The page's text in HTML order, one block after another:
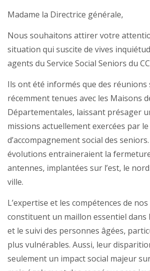
Madame la Directrice générale,
Nous souhaitons attirer votre
situation qui suscite de vives
agents du Service Social Seniors du
Ils ont été informés que des réunions
récemment tenues avec les Maisons
Départementales, laissant présager
missions actuellement exercées par le
d’accompagnement social des
évolutions entraineraient la
antennes, implantées sur l’est, le
ville.
L’expertise et les compétences de
constituent un maillon essentiel dans
et le suivi des personnes âgées,
plus vulnérables. Aussi, leur
seulement un impact social majeur